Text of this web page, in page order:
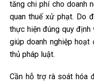
tăng chi phí cho doanh
quan thuế xử phạt. Do
thực hiện đúng quy định
giúp doanh nghiệp hoạt
thủ pháp luật.
Cần hỗ trợ rà soát hóa